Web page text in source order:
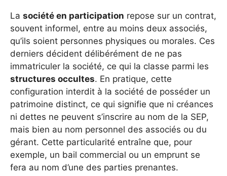
La société en participation repose sur un contrat,
souvent informel, entre au moins deux associés,
qu’ils soient personnes physiques ou morales. Ces
derniers décident délibérément de ne pas
immatriculer la société, ce qui la classe parmi les
structures occultes. En pratique, cette
configuration interdit à la société de posséder un
patrimoine distinct, ce qui signifie que ni créances
ni dettes ne peuvent s’inscrire au nom de la SEP,
mais bien au nom personnel des associés ou du
gérant. Cette particularité entraîne que, pour
exemple, un bail commercial ou un emprunt se
fera au nom d’une des parties prenantes.